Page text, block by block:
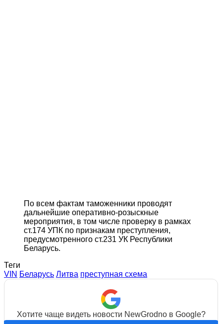
По всем фактам таможенники проводят
дальнейшие оперативно-розыскные
мероприятия, в том числе проверку в рамках
ст.174 УПК по признакам преступления,
предусмотренного ст.231 УК Республики
Беларусь.
Теги
VIN Беларусь Литва преступная схема
Хотите чаще видеть новости NewGrodno в Google?